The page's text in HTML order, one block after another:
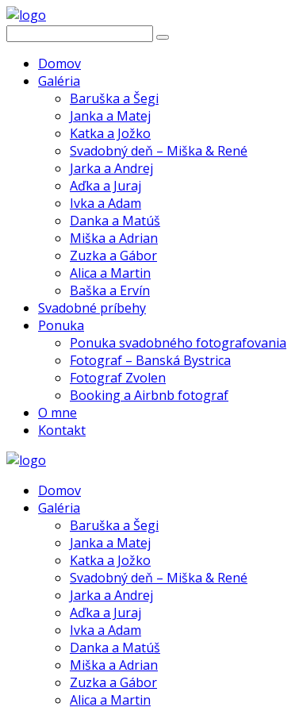
Domov
Galéria
Baruška a Šegi
Janka a Matej
Katka a Jožko
Svadobný deň – Miška & René
Jarka a Andrej
Aďka a Juraj
Ivka a Adam
Danka a Matúš
Miška a Adrian
Zuzka a Gábor
Alica a Martin
Baška a Ervín
Svadobné príbehy
Ponuka
Ponuka svadobného fotografovania
Fotograf – Banská Bystrica
Fotograf Zvolen
Booking a Airbnb fotograf
O mne
Kontakt
Domov
Galéria
Baruška a Šegi
Janka a Matej
Katka a Jožko
Svadobný deň – Miška & René
Jarka a Andrej
Aďka a Juraj
Ivka a Adam
Danka a Matúš
Miška a Adrian
Zuzka a Gábor
Alica a Martin